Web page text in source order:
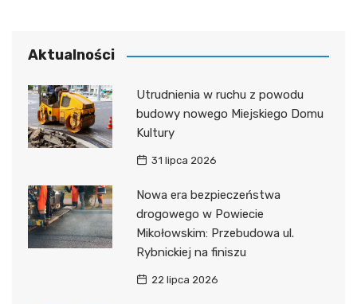
Aktualności
Utrudnienia w ruchu z powodu
budowy nowego Miejskiego Domu
Kultury
31 lipca 2026
Nowa era bezpieczeństwa
drogowego w Powiecie
Mikołowskim: Przebudowa ul.
Rybnickiej na finiszu
22 lipca 2026